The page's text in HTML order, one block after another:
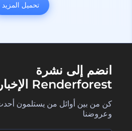
تحميل المزيد
انضم إلى نشرة
Renderforest الإخبارية
كن من بين أوائل من يستلمون أحدث
وعروضنا